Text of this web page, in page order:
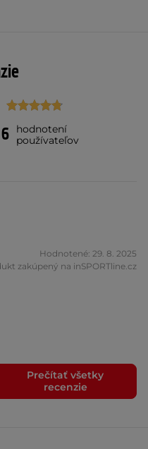
6
hodnotení
používateľov
Hodnotené: 29. 8. 2025
zakúpený na inSPORTline.cz
Prečítať všetky
recenzie